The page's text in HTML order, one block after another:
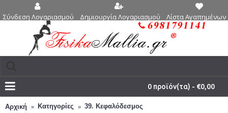
Σύνδεση Λογαριασμού Δημιουργία Λογαριασμού Λίστα Αγαπημένων
0 προϊόν(τα) - €0,00
Αρχική Κατηγορίες 39. Κεφαλόδεσμος